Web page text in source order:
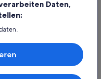
Daten,
auf einem
und Inhalte, Messung
von Inhalten,